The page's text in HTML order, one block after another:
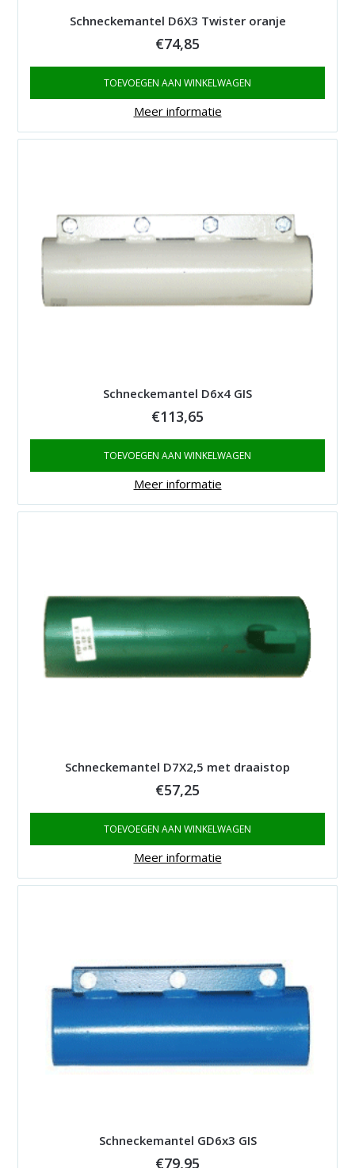
Schneckemantel D6X3 Twister oranje
€74,85
TOEVOEGEN AAN WINKELWAGEN
Meer informatie
Schneckemantel D6x4 GIS
€113,65
TOEVOEGEN AAN WINKELWAGEN
Meer informatie
Schneckemantel D7X2,5 met draaistop
€57,25
TOEVOEGEN AAN WINKELWAGEN
Meer informatie
Schneckemantel GD6x3 GIS
€79,95